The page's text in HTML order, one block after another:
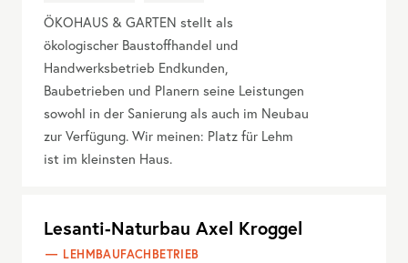
ÖKOHAUS & GARTEN stellt als
ökologischer Baustoffhandel und
Handwerksbetrieb Endkunden,
Baubetrieben und Planern seine Leistungen
sowohl in der Sanierung als auch im Neubau
zur Verfügung. Wir meinen: Platz für Lehm
ist im kleinsten Haus.
Lesanti-Naturbau Axel Kroggel
LEHMBAUFACHBETRIEB